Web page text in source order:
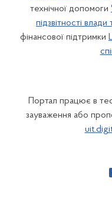
технічної допомоги
підзвітності
фінансової підтримки
Портал працює в
зауваження або